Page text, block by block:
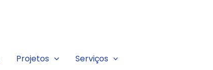
Projetos
Serviços